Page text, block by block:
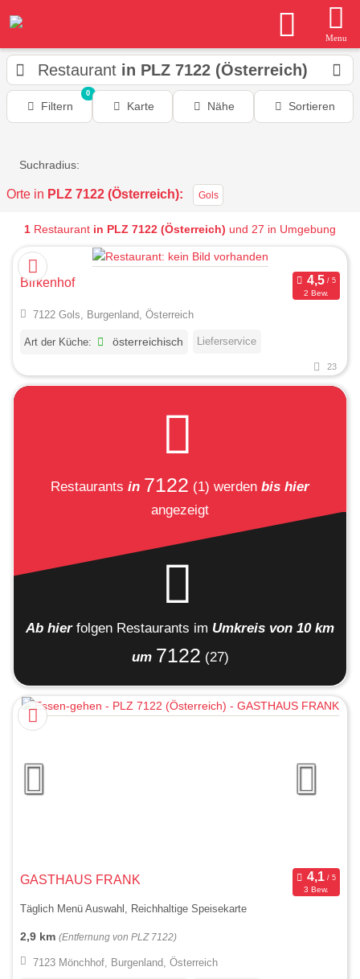
Menu
Restaurant in PLZ 7122 (Österreich)
Filtern
0
Karte Nähe Sortieren
Suchradius:
Orte in PLZ 7122 (Österreich): Gols
1 Restaurant in PLZ 7122 (Österreich) und 27 in Umgebung
Birkenhof
2 Bew.
7122 Gols, Burgenland, Österreich
Art der Küche: österreichisch Lieferservice
23
Restaurants in 7122 (1) werden bis hier
angezeigt
Ab hier folgen Restaurants im Umkreis von 10 km
um 7122 (27)
GASTHAUS FRANK
3 Bew.
Täglich Menü Auswahl, Reichhaltige Speisekarte
2,9 km (Entfernung von PLZ 7122)
7123 Mönchhof, Burgenland, Österreich